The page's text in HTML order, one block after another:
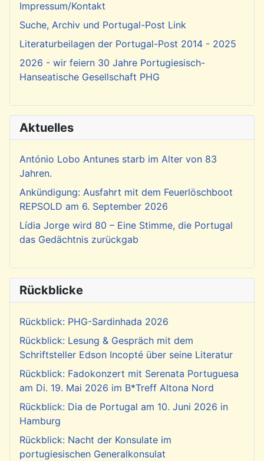
Impressum/Kontakt
Suche, Archiv und Portugal-Post Link
Literaturbeilagen der Portugal-Post 2014 - 2025
2026 - wir feiern 30 Jahre Portugiesisch-
Hanseatische Gesellschaft PHG
Aktuelles
António Lobo Antunes starb im Alter von 83
Jahren.
Ankündigung: Ausfahrt mit dem Feuerlöschboot
REPSOLD am 6. September 2026
Lídia Jorge wird 80 – Eine Stimme, die Portugal
das Gedächtnis zurückgab
Rückblicke
Rückblick: PHG-Sardinhada 2026
Rückblick: Lesung & Gespräch mit dem
Schriftsteller Edson Incopté über seine Literatur
Rückblick: Fadokonzert mit Serenata Portuguesa
am Di. 19. Mai 2026 im B*Treff Altona Nord
Rückblick: Dia de Portugal am 10. Juni 2026 in
Hamburg
Rückblick: Nacht der Konsulate im
portugiesischen Generalkonsulat